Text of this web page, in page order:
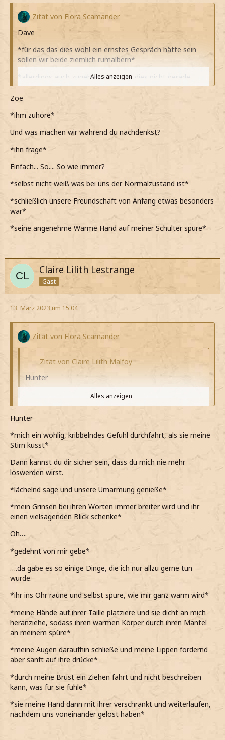
Zitat von Flora Scamander
Dave
*für das das dies wohl ein ernstes Gespräch hätte sein
sollen wir beide ziemlich rumalbern*
*allerdings auch zugeben muss das dies nicht gerade
schlecht finde*
Augen leicht verdrehe sie dann aber schief anlächle*
Meine Worte!
*sage als sie meint das man keine Menschen braucht
*sie dann aber wieder etwas ernster anschaue*
Ich werde nachdenken Zoe und wenn ich genug
Nachgedacht hab, werde ich dir sagen wie ich dazu stehe.
*dann ziemlich ruhig sage und ihr die Hand auf die Schulter
lege*
Alles anzeigen
Zoe
*ihm zuhöre*
Und was machen wir während du nachdenkst?
*ihn frage*
Einfach... So.... So wie immer?
*selbst nicht weiß was bei uns der Normalzustand ist*
*schließlich unsere Freundschaft von Anfang etwas besonders
war*
*seine angenehme Wärme Hand auf meiner Schulter spüre*
Claire Lilith Lestrange
Gast
13. März 2023 um 15:04
Zitat von Flora Scamander
Zitat von Claire Lilith Malfoy
Hunter
und sie intensiv anschaue*
Ach ist das so, ja?
*frech grinsend frage, als sie meint, dass sie mich
noch hier haben möchte*
Wollen wir dann weiter?
*grinsend wissen will und sie anschaue*
Jo
*bei seinen Worten leicht grinse*
*sein Kopf in meine Hände nehme und ihm ein Kuss auf
die Stirn gebe*
Ja, das ist so. Und das wird sich auch nicht ändern.
*sage*
*mich von ihm in den Arm nehmen lasse und diese
Umarmung mir mega gut tut*
*als uns nach einer Weile lösen mir die Haarsträhne zurück
hinters Ohr schiebe und lächelnd zu Hunter schaue*
Ja, denke schon, oder möchtest du in dieser Ecke hier
*leicht lachend frage, ihm kurz ein Kuss auf die Wange gib,
ehe unsere Hände miteinander verschränke*
@Claire Lilith Malfoy
Alles anzeigen
Hunter
*mich ein wohlig, kribbelndes Gefühl durchfährt, als sie meine
Stirn küsst*
Dann kannst du dir sicher sein, dass du mich nie mehr
loswerden wirst.
*lächelnd sage und unsere Umarmung genieße*
*mein Grinsen bei ihren Worten immer breiter wird und ihr
einen vielsagenden Blick schenke*
Oh….
*gedehnt von mir gebe*
….da gäbe es so einige Dinge, die ich nur allzu gerne tun
würde.
*ihr ins Ohr raune und selbst spüre, wie mir ganz warm wird*
*meine Hände auf ihrer Taille platziere und sie dicht an mich
heranziehe, sodass ihren warmen Körper durch ihren Mantel
an meinem spüre*
*meine Augen daraufhin schließe und meine Lippen fordernd
aber sanft auf ihre drücke*
*durch meine Brust ein Ziehen fährt und nicht beschreiben
kann, was für sie fühle*
*sie meine Hand dann mit ihrer verschränkt und weiterlaufen,
nachdem uns voneinander gelöst haben*